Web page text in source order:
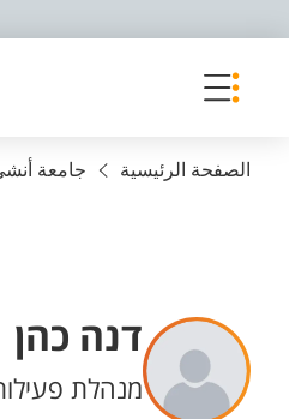
الصفحة الرئيسية جامعة
דנה כהן
מנהלת